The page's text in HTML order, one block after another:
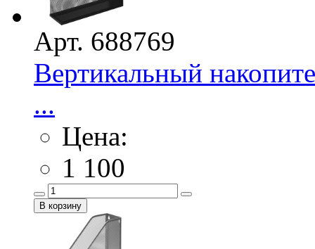
Арт. 688769
Вертикальный
...
Цена:
1 100